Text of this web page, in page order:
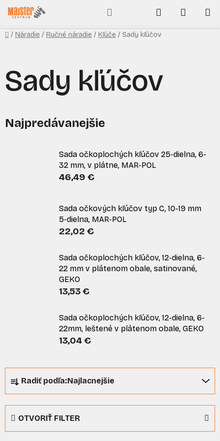
Prejsť
na
obsah
Hľadať
KOŠÍK
Domov
/ Náradie / Ručné náradie / Kľúče / Sady kľúčov
Sady kľúčov
Najpredávanejšie
Sada očkoplochých kľúčov 25-dielna, 6-
32 mm, v plátne, MAR-POL
46,49 €
Sada očkových kľúčov typ C, 10-19 mm
5-dielna, MAR-POL
22,02 €
Sada očkoplochých kľúčov, 12-dielna, 6-
22 mm v plátenom obale, satinované,
GEKO
13,53 €
Sada očkoplochých kľúčov, 12-dielna, 6-
22mm, leštené v plátenom obale, GEKO
13,04 €
a
n
Radiť podľa:Najlacnejšie
OTVORIŤ FILTER